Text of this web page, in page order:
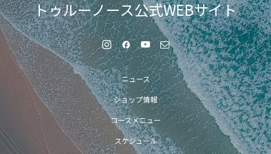
トゥルーノース公式WEBサイト
ニュース
ショップ情報
コースメニュー
スケジュール